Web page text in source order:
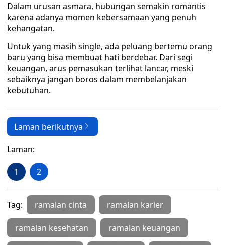
Dalam urusan asmara, hubungan semakin romantis
karena adanya momen kebersamaan yang penuh
kehangatan.
Untuk yang masih single, ada peluang bertemu orang
baru yang bisa membuat hati berdebar. Dari segi
keuangan, arus pemasukan terlihat lancar, meski
sebaiknya jangan boros dalam membelanjakan
kebutuhan.
Laman berikutnya
Laman:
1 2
Tag: ramalan cinta ramalan karier
ramalan kesehatan ramalan keuangan